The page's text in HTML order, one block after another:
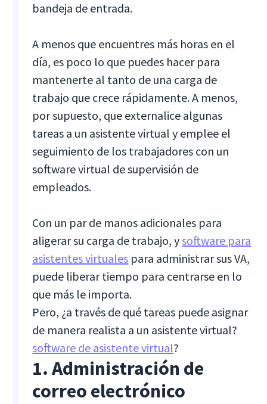
bandeja de entrada.
A menos que encuentres más horas en el
día, es poco lo que puedes hacer para
mantenerte al tanto de una carga de
trabajo que crece rápidamente. A menos,
por supuesto, que externalice algunas
tareas a un asistente virtual y emplee el
seguimiento de los trabajadores con un
software virtual de supervisión de
empleados.
Con un par de manos adicionales para
aligerar su carga de trabajo, ysoftware para
asistentes virtuales para administrar sus VA,
puede liberar tiempo para centrarse en lo
que más le importa.
Pero, ¿a través de qué tareas puede asignar
de manera realista a un asistente virtual?
software de asistente virtual?
1. Administración de
correo electrónico